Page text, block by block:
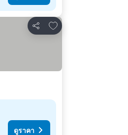
แชร์
เพิ่มในรายการโปรด
ดูราคา